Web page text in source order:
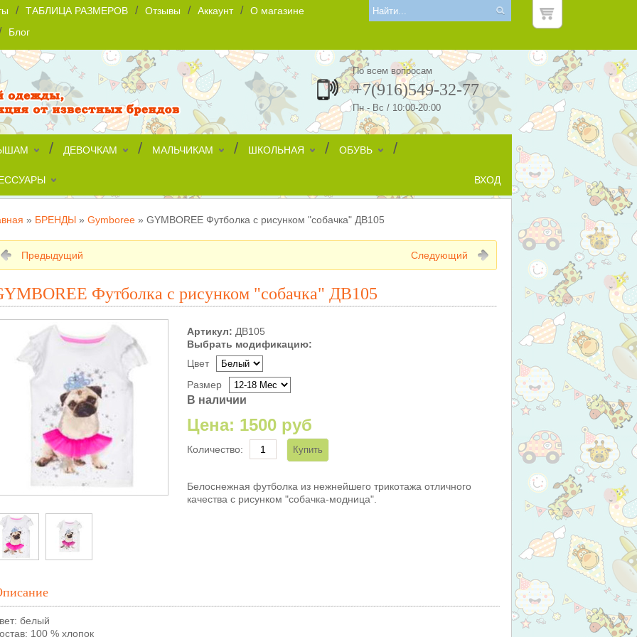
/ ТАБЛИЦА РАЗМЕРОВ / Отзывы / Аккаунт / О магазине
Блог
По всем вопросам
+7(916)549-32-77
Пн - Вс / 10:00-20:00
/ ДЕВОЧКАМ / МАЛЬЧИКАМ / ШКОЛЬНАЯ / ОБУВЬ /
ВХОД
» БРЕНДЫ » Gymboree » GYMBOREE Футболка с рисунком "собачка" ДВ105
Предыдущий Следующий
Футболка с рисунком "собачка" ДВ105
Артикул: ДВ105
Выбрать модификацию:
Цвет
Размер
В наличии
Цена: 1500 руб
Количество:
Белоснежная футболка из нежнейшего трикотажа отличного
качества с рисунком "собачка-модница".
белый
100 % хлопок